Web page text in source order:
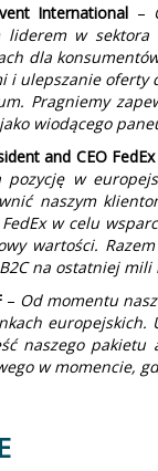
International –
liderem w
dla
ulepszanie oferty
Pragniemy
wiodącego
and CEO
pozycję w
naszym
w celu
wartości.
na ostatniej mili
– Od momentu
europejskich.
naszego
w momencie,